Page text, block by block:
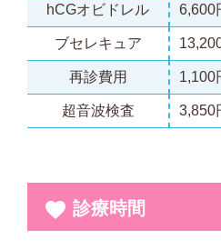
hCGオビドレル 6,600
ブセレキュア
再診費用 1,100
超音波検査 3,850
診療時間